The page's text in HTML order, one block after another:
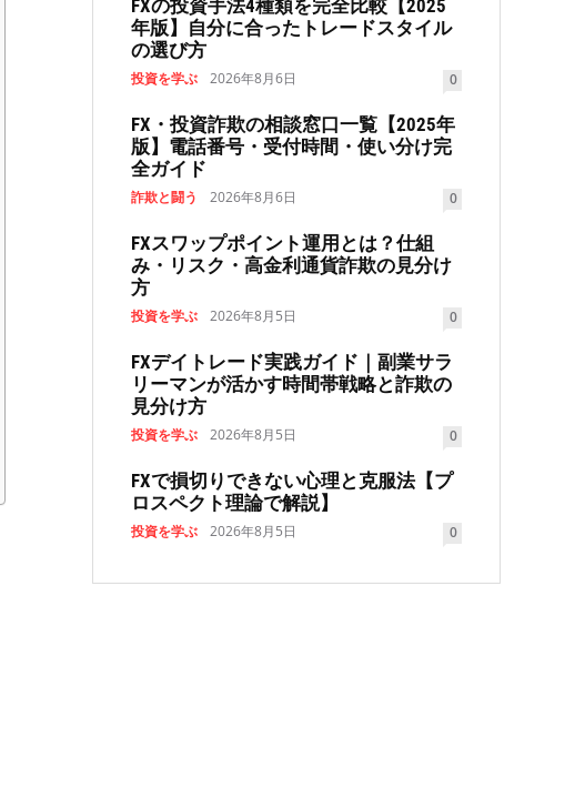
FXの投資手法4種類を完全比較【2025
年版】自分に合ったトレードスタイル
の選び方
投資を学ぶ 2026年8月6日 0
FX・投資詐欺の相談窓口一覧【2025年
版】電話番号・受付時間・使い分け完
全ガイド
詐欺と闘う 2026年8月6日 0
FXスワップポイント運用とは？仕組
み・リスク・高金利通貨詐欺の見分け
方
投資を学ぶ 2026年8月5日 0
FXデイトレード実践ガイド｜副業サラ
リーマンが活かす時間帯戦略と詐欺の
見分け方
投資を学ぶ 2026年8月5日 0
FXで損切りできない心理と克服法【プ
ロスペクト理論で解説】
投資を学ぶ 2026年8月5日 0